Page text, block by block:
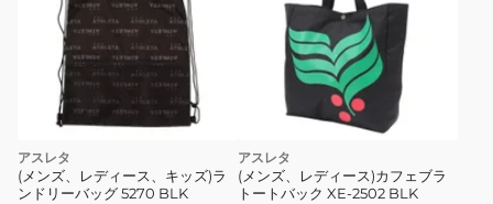
アスレタ
(メンズ、レディース、キッズ)ラ
ンドリーバッグ 5270 BLK
アスレタ
(メンズ、レディース)カフェブラ
トートバック XE-2502 BLK